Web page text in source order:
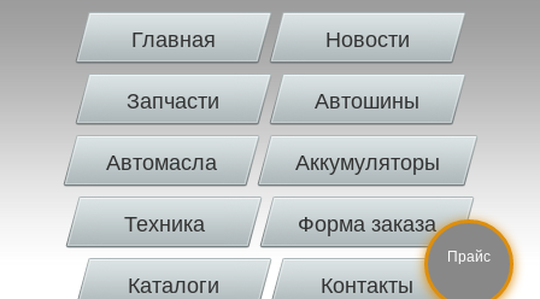
Главная Новости
Запчасти Автошины
Автомасла Аккумуляторы
Техника Форма заказа
Каталоги Контакты
Прайс